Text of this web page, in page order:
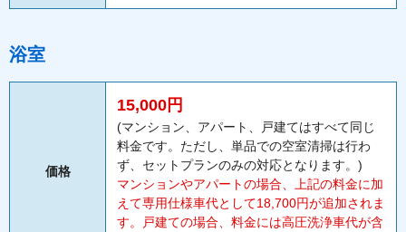
浴室
価格
15,000円
(マンション、アパート、戸建てはすべて同じ
料金です。ただし、単品での空室清掃は行わ
ず、セットプランのみの対応となります。)
マンションやアパートの場合、上記の料金に加
えて専用仕様車代として18,700円が追加されま
す。戸建ての場合、料金には高圧洗浄車代が含